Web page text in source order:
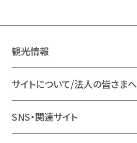
観光情報
サイトについて/法人の皆さまへ
SNS・関連サイト